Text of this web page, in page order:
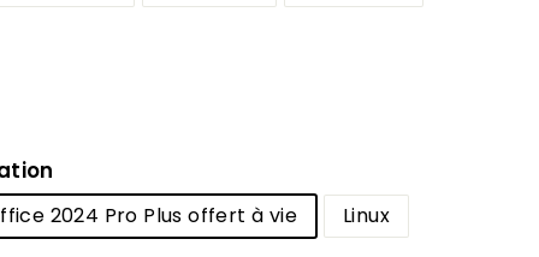
2024 Pro Plus offert à vie Linux